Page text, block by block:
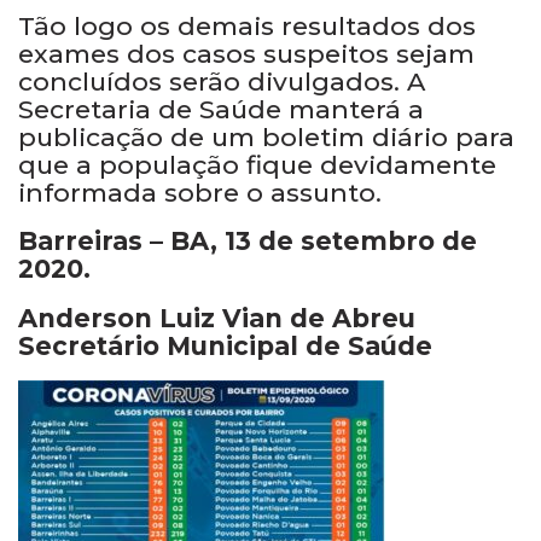
Tão logo os demais resultados dos
exames dos casos suspeitos sejam
concluídos serão divulgados. A
Secretaria de Saúde manterá a
publicação de um boletim diário para
que a população fique devidamente
informada sobre o assunto.
Barreiras – BA, 13 de setembro de
2020.
Anderson Luiz Vian de Abreu
Secretário Municipal de Saúde